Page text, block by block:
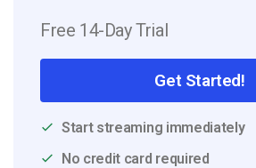
Free 14-Day Trial
Get Started!
Start streaming immediately
No credit card required